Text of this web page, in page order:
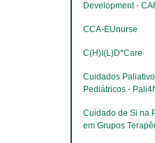
Development -
CCA-EUnurse
C(H)I(L)D*Care
Cuidados
Pediátricos -
Cuidado de Si na
em Grupos